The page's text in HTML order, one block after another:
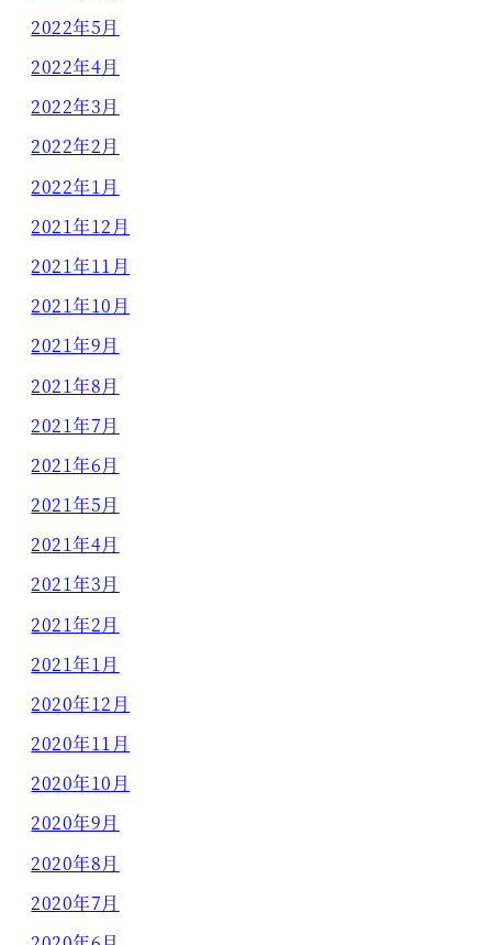
2022年5月
2022年4月
2022年3月
2022年2月
2022年1月
2021年12月
2021年11月
2021年10月
2021年9月
2021年8月
2021年7月
2021年6月
2021年5月
2021年4月
2021年3月
2021年2月
2021年1月
2020年12月
2020年11月
2020年10月
2020年9月
2020年8月
2020年7月